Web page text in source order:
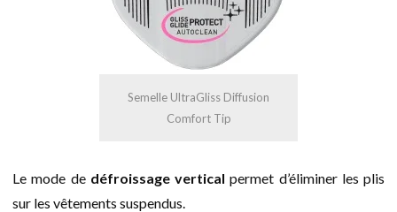
Semelle UltraGliss Diffusion
Comfort Tip
Le mode de défroissage vertical permet d’éliminer les plis
sur les vêtements suspendus.